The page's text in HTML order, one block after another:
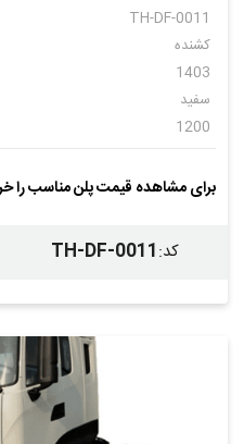
TH-DF-0011
کشنده
1403
سفید
1200
برای مشاهده قیمت پلن مناسب را
کد:
TH-DF-0011